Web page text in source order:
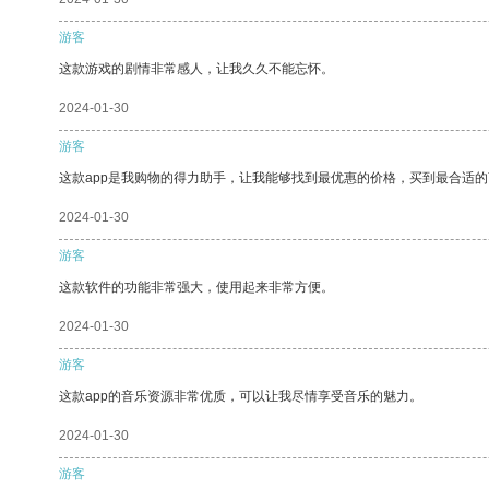
游客
这款游戏的剧情非常感人，让我久久不能忘怀。
2024-01-30
游客
这款app是我购物的得力助手，让我能够找到最优惠的价格，买到最合适
2024-01-30
游客
这款软件的功能非常强大，使用起来非常方便。
2024-01-30
游客
这款app的音乐资源非常优质，可以让我尽情享受音乐的魅力。
2024-01-30
游客